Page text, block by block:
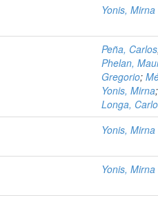
Yonis, Mirna
Peña, Carlos
Phelan,
Gregorio;
Yonis, Mirna;
Longa,
Yonis, Mirna
Yonis, Mirna